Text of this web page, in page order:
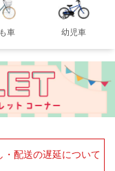
車 幼児車
・配送の遅延について